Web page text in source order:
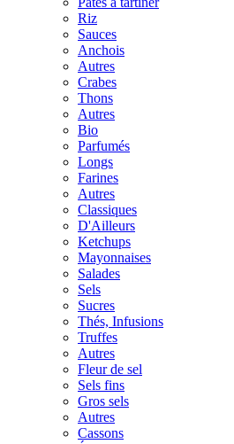
Riz
Sauces
Anchois
Autres
Crabes
Thons
Autres
Bio
Parfumés
Longs
Farines
Autres
Classiques
D'Ailleurs
Ketchups
Mayonnaises
Salades
Sels
Sucres
Thés, Infusions
Truffes
Autres
Fleur de sel
Sels fins
Gros sels
Autres
Cassons